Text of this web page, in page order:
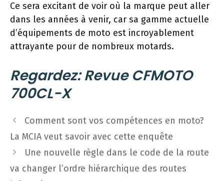
Ce sera excitant de voir où la marque peut aller
dans les années à venir, car sa gamme actuelle
d’équipements de moto est incroyablement
attrayante pour de nombreux motards.
Regardez: Revue CFMOTO
700CL-X
Navigation
des
Comment sont vos compétences en moto?
La MCIA veut savoir avec cette enquête
Une nouvelle règle dans le code de la route
va changer l’ordre hiérarchique des routes